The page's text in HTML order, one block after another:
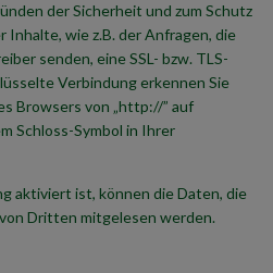
der Sicherheit und zum Schutz
wie z.B. der Anfragen, die
senden, eine SSL- bzw. TLS-
Verbindung erkennen Sie
Browsers von „http://” auf
Schloss-Symbol in Ihrer
aktiviert ist, können die Daten, die
Dritten mitgelesen werden.